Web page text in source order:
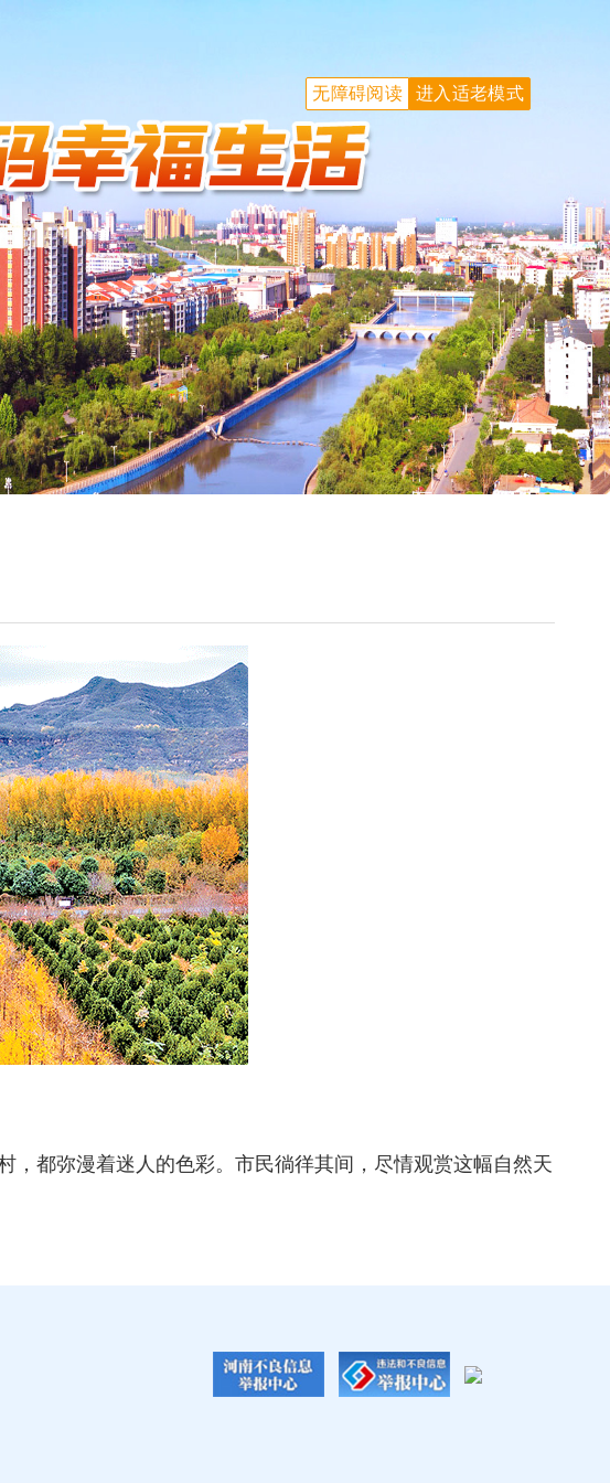
进入适老模式
无障碍阅读
都弥漫着迷人的色彩。市民徜徉其间，尽情观赏这幅自然天